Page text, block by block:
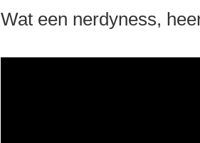
Wat een nerdyness,